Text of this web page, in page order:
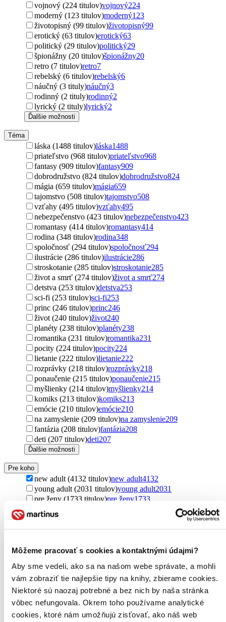
Môžeme pracovať s cookies a kontaktnými údajmi?
Aby sme vedeli, ako sa na našom webe správate, a mohli
vám zobraziť tie najlepšie tipy na knihy, zbierame cookies.
Niektoré sú naozaj potrebné a bez nich by naša stránka
vôbec nefungovala. Okrem toho používame analytické
cookies, ktoré nám umožňujú zisťovať, ako náš web
vojnový (224 titulov)vojnový224
moderný (123 titulov)moderný123
životopisný (99 titulov)životopisný99
erotický (63 titulov)erotický63
politický (29 titulov)politický29
špionážny (20 titulov)špionážny20
retro (7 titulov)retro7
rebelský (6 titulov)rebelský6
náučný (3 tituly)náučný3
rodinný (2 tituly)rodinný2
lyrický (2 tituly)lyrický2
Ďalšie možnosti
Téma
láska (1488 titulov)láska1488
priateľstvo (968 titulov)priateľstvo968
fantasy (909 titulov)fantasy909
dobrodružstvo (824 titulov)dobrodružstvo824
mágia (659 titulov)mágia659
tajomstvo (508 titulov)tajomstvo508
vzťahy (495 titulov)vzťahy495
nebezpečenstvo (423 titulov)nebezpečenstvo423
romantasy (414 titulov)romantasy414
rodina (348 titulov)rodina348
spoločnosť (294 titulov)spoločnosť294
ilustrácie (286 titulov)ilustrácie286
stroskotanie (285 titulov)stroskotanie285
život a smrť (274 titulov)život a smrť274
detstva (253 titulov)detstva253
sci-fi (253 titulov)sci-fi253
princ (246 titulov)princ246
život (240 titulov)život240
planéty (238 titulov)planéty238
romantika (231 titulov)romantika231
pocity (224 titulov)pocity224
lietanie (222 titulov)lietanie222
rozprávky (218 titulov)rozprávky218
ponaučenie (215 titulov)ponaučenie215
myšlienky (214 titulov)myšlienky214
komiks (213 titulov)komiks213
emócie (210 titulov)emócie210
na zamyslenie (209 titulov)na zamyslenie209
fantázia (208 titulov)fantázia208
deti (207 titulov)deti207
Ďalšie možnosti
Pre koho
new adult (4132 titulov)new adult4132
young adult (2031 titulov)young adult2031
pre ženy (1733 titulov)pre ženy1733
pre mužov (1204 titulov)
pre dospelých (953 titulov)
pre deti a mládež (657 titulov)pre deti a mládež657
pre deti (501 titulov)pre deti501
pre rebelky (10 titulov) pre rebelky10
pre kresťanov (3 tituly)pre kresťanov 3
Ďalšie možnosti
zahraničný (2830 titulov)zahraničný 2830